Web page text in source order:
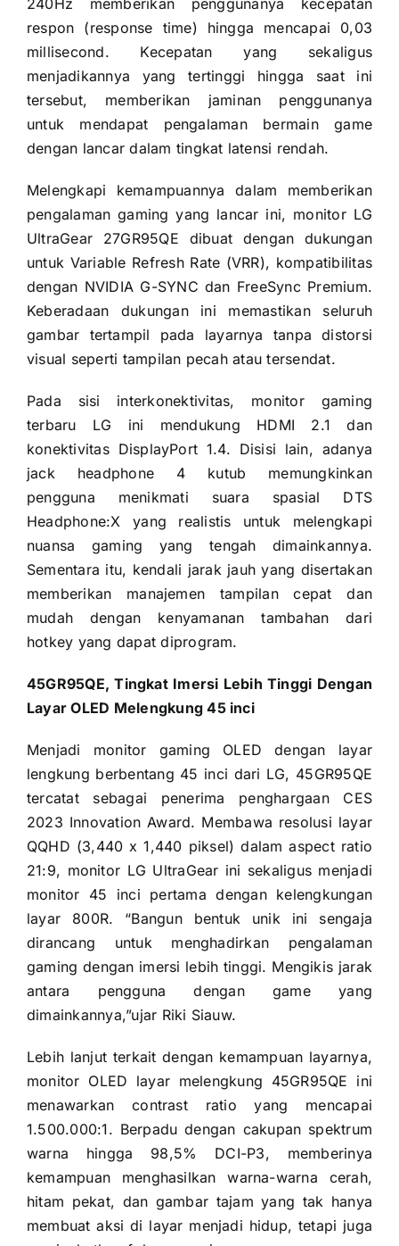
240Hz memberikan penggunanya kecepatan
respon (response time) hingga mencapai 0,03
millisecond. Kecepatan yang sekaligus
menjadikannya yang tertinggi hingga saat ini
tersebut, memberikan jaminan penggunanya
untuk mendapat pengalaman bermain game
dengan lancar dalam tingkat latensi rendah.
Melengkapi kemampuannya dalam memberikan
pengalaman gaming yang lancar ini, monitor LG
UltraGear 27GR95QE dibuat dengan dukungan
untuk Variable Refresh Rate (VRR), kompatibilitas
dengan NVIDIA G-SYNC dan FreeSync Premium.
Keberadaan dukungan ini memastikan seluruh
gambar tertampil pada layarnya tanpa distorsi
visual seperti tampilan pecah atau tersendat.
Pada sisi interkonektivitas, monitor gaming
terbaru LG ini mendukung HDMI 2.1 dan
konektivitas DisplayPort 1.4. Disisi lain, adanya
jack headphone 4 kutub memungkinkan
pengguna menikmati suara spasial DTS
Headphone:X yang realistis untuk melengkapi
nuansa gaming yang tengah dimainkannya.
Sementara itu, kendali jarak jauh yang disertakan
memberikan manajemen tampilan cepat dan
mudah dengan kenyamanan tambahan dari
hotkey yang dapat diprogram.
45GR95QE, Tingkat Imersi Lebih Tinggi Dengan
Layar OLED Melengkung 45 inci
Menjadi monitor gaming OLED dengan layar
lengkung berbentang 45 inci dari LG, 45GR95QE
tercatat sebagai penerima penghargaan CES
2023 Innovation Award. Membawa resolusi layar
QQHD (3,440 x 1,440 piksel) dalam aspect ratio
21:9, monitor LG UltraGear ini sekaligus menjadi
monitor 45 inci pertama dengan kelengkungan
layar 800R. “Bangun bentuk unik ini sengaja
dirancang untuk menghadirkan pengalaman
gaming dengan imersi lebih tinggi. Mengikis jarak
antara pengguna dengan game yang
dimainkannya,”ujar Riki Siauw.
Lebih lanjut terkait dengan kemampuan layarnya,
monitor OLED layar melengkung 45GR95QE ini
menawarkan contrast ratio yang mencapai
1.500.000:1. Berpadu dengan cakupan spektrum
warna hingga 98,5% DCI-P3, memberinya
kemampuan menghasilkan warna-warna cerah,
hitam pekat, dan gambar tajam yang tak hanya
membuat aksi di layar menjadi hidup, tetapi juga